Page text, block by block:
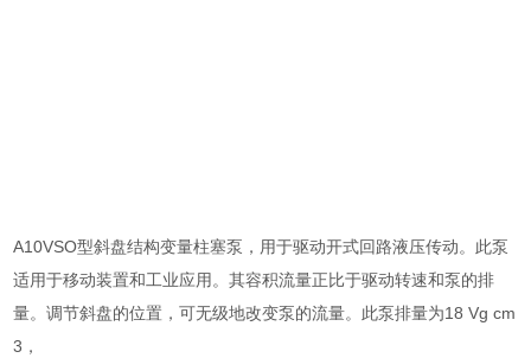
A10VSO型斜盘结构变量柱塞泵，用于驱动开式回路液压传动。此泵
适用于移动装置和工业应用。其容积流量正比于驱动转速和泵的排
量。调节斜盘的位置，可无级地改变泵的流量。此泵排量为18 Vg cm
3，